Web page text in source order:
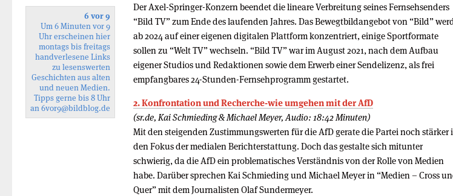
Der Axel-Springer-Konzern beendet die lineare Verbreitung seines Fernsehsenders
“Bild TV” zum Ende des laufenden Jahres. Das Bewegtbildangebot von “Bild”
ab 2024 auf einer eigenen digitalen Plattform konzentriert, einige Sportformate
sollen zu “Welt TV” wechseln. “Bild TV” war im August 2021, nach dem Aufbau
eigener Studios und Redaktionen sowie dem Erwerb einer Sendelizenz, als frei
empfangbares 24-Stunden-Fernsehprogramm gestartet.
2. Konfrontation und Recherche-wie umgehen mit der AfD
(sr.de, Kai Schmieding & Michael Meyer, Audio: 18:42 Minuten)
Mit den steigenden Zustimmungswerten für die AfD gerate die Partei noch stärker
den Fokus der medialen Berichterstattung. Doch das gestalte sich mitunter
schwierig, da die AfD ein problematisches Verständnis von der Rolle von Medien
habe. Darüber sprechen Kai Schmieding und Michael Meyer in “Medien – Cross
Quer” mit dem Journalisten Olaf Sundermeyer.
6 vor 9
Um 6 Minuten vor 9
Uhr erscheinen hier
montags bis freitags
handverlesene Links
zu lesenswerten
Geschichten aus alten
und neuen Medien.
Tipps gerne bis 8 Uhr
an6vor9@bildblog.de